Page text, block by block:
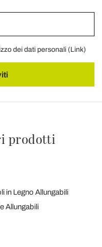
dei dati personali (Link)
prodotti
in Legno Allungabili
Allungabili